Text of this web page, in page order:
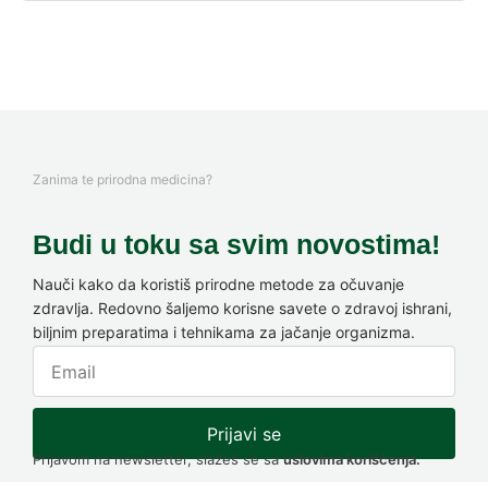
Zanima te prirodna medicina?
Budi u toku sa svim novostima!
Nauči kako da koristiš prirodne metode za očuvanje
zdravlja. Redovno šaljemo korisne savete o zdravoj ishrani,
biljnim preparatima i tehnikama za jačanje organizma.
Prijavi se
Prijavom na newsletter, slažeš se sauslovima korišćenja.